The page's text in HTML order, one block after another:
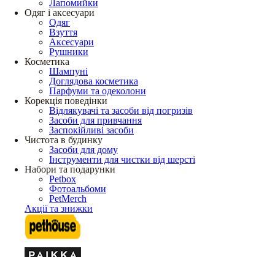
Лапомийки
Одяг і аксесуари
Одяг
Взуття
Аксесуари
Рушники
Косметика
Шампуні
Доглядова косметика
Парфуми та одеколони
Корекція поведінки
Відлякувачі та засоби від погризів
Засоби для привчання
Заспокійливі засоби
Чистота в будинку
Засоби для дому
Інструменти для чистки від шерсті
Набори та подарунки
Petbox
Фотоальбоми
PetMerch
Акції та знижки